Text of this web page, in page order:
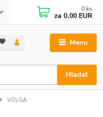
Menu
Hľadať
0 ks
za 0,00 EUR
VOLGA